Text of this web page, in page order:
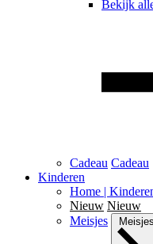
Bekijk
Cadeau Cadeau
Kinderen
Home |
Nieuw Nieuw
Meisjes
Meisjes